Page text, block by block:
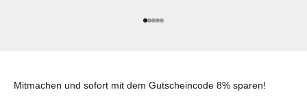
Gehe zu Element 1
Gehe zu Element 2
Gehe zu Element 3
Gehe zu Element 4
Gehe zu Element 5
Mitmachen und sofort mit dem Gutscheincode 8% sparen!